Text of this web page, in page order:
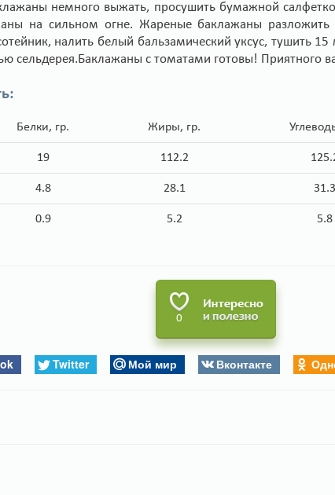
немного выжать, просушить бумажной
на сильном огне. Жареные баклажаны
налить белый бальзамический уксус, тушить
сельдерея.Баклажаны с томатами готовы! Приятного
Белки, гр. Жиры, гр.
19 112.2
4.8 28.1 31.3
0.9 5.2 5.8
0
Twitter Мой мир Вконтакте